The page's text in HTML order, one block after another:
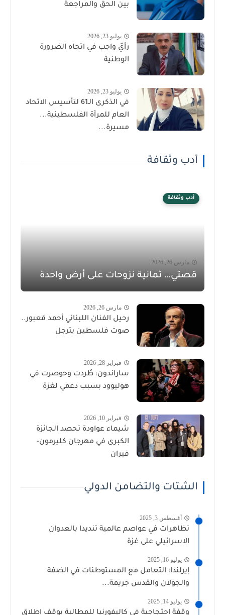
بين الحق والمراجعة
يوليو 23, 2026
رأيٌ واجب في اتجاه الضرورة
الوطنية
يوليو 23, 2026
في الذكرى الـ61 لتأسيس الاتحاد
العام للمرأة الفلسطينية...
مسيرة...
أدب وثقافة
أدب وثقافة
مارس 26, 2026
قصتي… ثمانية نزوحات على أرض واحدة
مارس 26, 2026
رحيل الفنان اللبناني أحمد قعبور..
صوت فلسطين يترجل
فبراير 28, 2026
ساراندون: طُردت وحوصرت في
هوليوود بسبب دعمي لغزة
فبراير 10, 2026
شيماء عواودة تحصد الجائزة
الكبرى في مهرجان كليرمون-
فيران
الشتات والتضامن الدولي
أغسطس 3, 2025
تظاهرات في عواصم عالمية تنديدا بالعدوان
الاسرائيلي على غزة
يوليو 16, 2025
إيرلندا: التعامل مع المستوطنات في الضفة
والجولان والقدس جريمة...
يوليو 14, 2025
وقفة احتجاجية في كاليفورنيا للمطالبة بوقف إطلاق